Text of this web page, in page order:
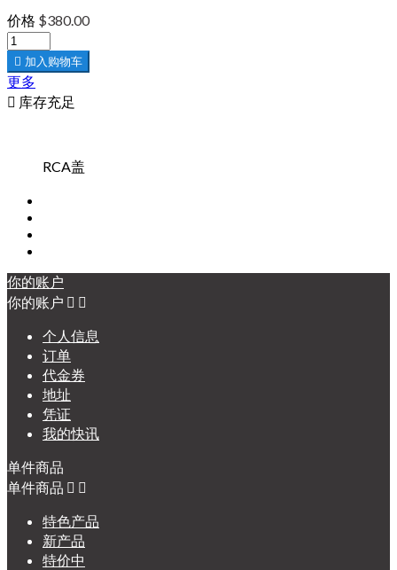
价格 $380.00
 加入购物车
更多
 库存充足
RCA盖
你的账户
你的账户  
个人信息
订单
代金券
地址
凭证
我的快讯
单件商品
单件商品  
特色产品
新产品
特价中